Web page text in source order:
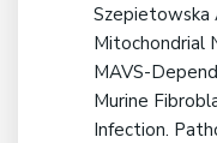
Szepietowska
Mitochondrial
MAVS-
Murine
Infection.